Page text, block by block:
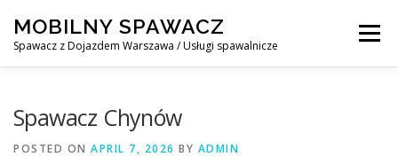
content
MOBILNY SPAWACZ
Spawacz z Dojazdem Warszawa / Usługi spawalnicze
Menu
Spawacz Chynów
POSTED ON APRIL 7, 2026 BY ADMIN